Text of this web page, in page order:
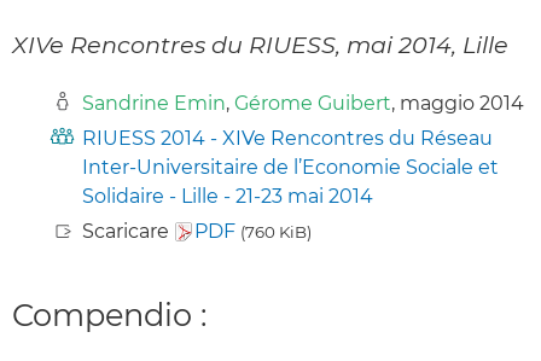
XIVe Rencontres du RIUESS, mai 2014, Lille
Sandrine Emin, Gérome Guibert, maggio 2014
RIUESS 2014 - XIVe Rencontres du Réseau
Inter-Universitaire de l’Economie Sociale et
Solidaire - Lille - 21-23 mai 2014
Scaricare
PDF (760 KiB)
Compendio :